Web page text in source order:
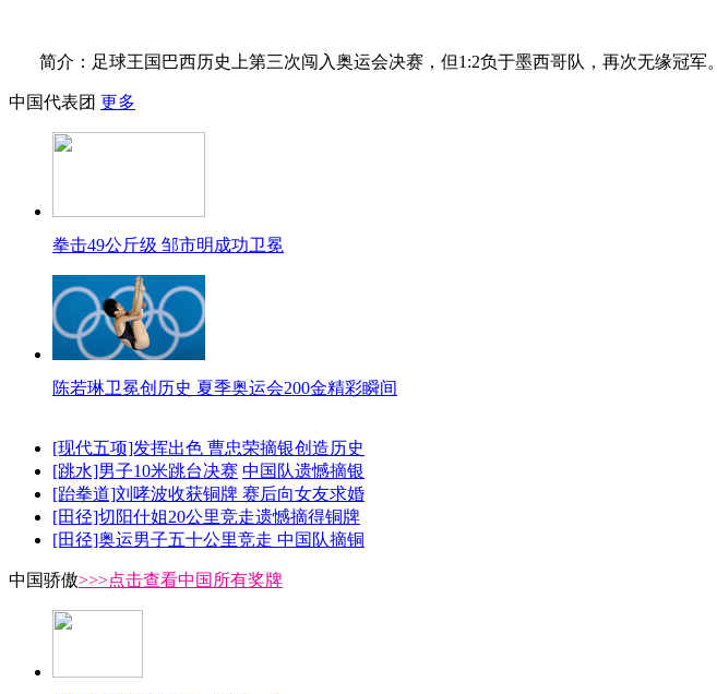
简介：足球王国巴西历史上第三次闯入奥运会决赛，但1:2负于墨西哥队，再次无缘冠军。
中国代表团 更多
拳击49公斤级 邹市明成功卫冕
陈若琳卫冕创历史 夏季奥运会200金精彩瞬间
[现代五项]发挥出色 曹忠荣摘银创造历史
[跳水]男子10米跳台决赛 中国队遗憾摘银
[跆拳道]刘哮波收获铜牌 赛后向女友求婚
[田径]切阳什姐20公里竞走遗憾摘得铜牌
[田径]奥运男子五十公里竞走 中国队摘铜
中国骄傲>>>点击查看中国所有奖牌